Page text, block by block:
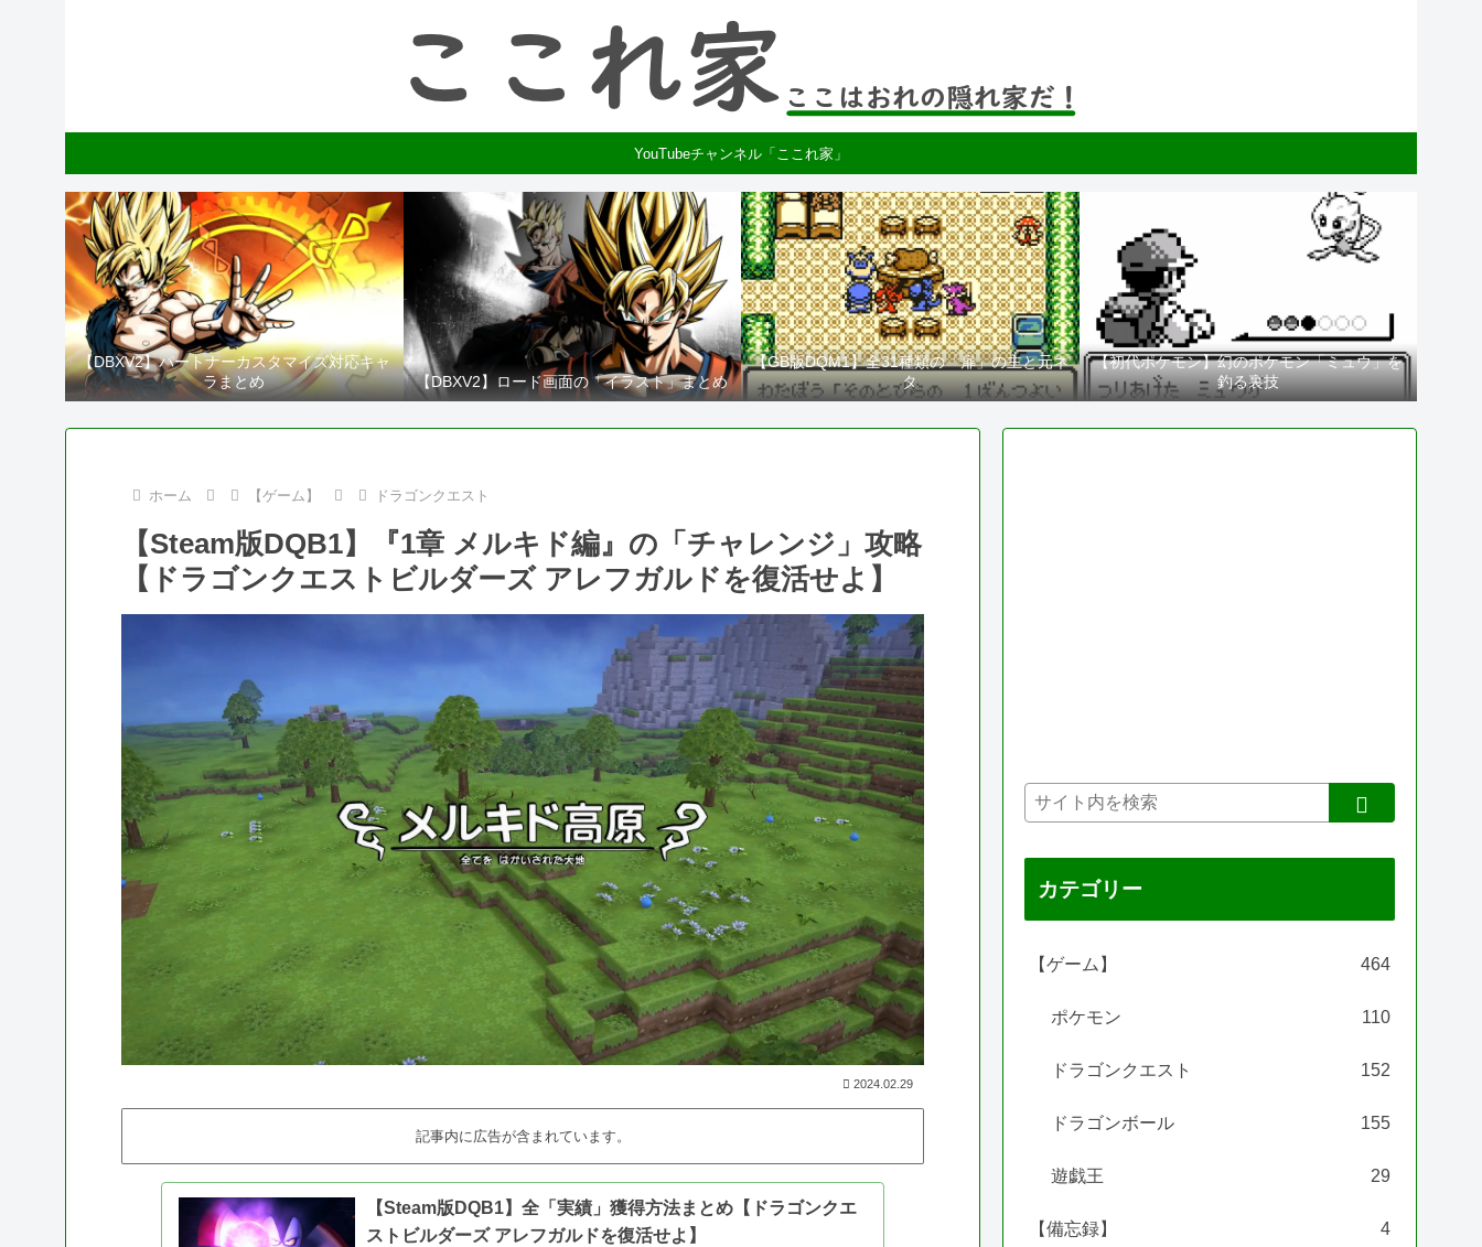
YouTubeチャンネル「ここれ家」
【DBXV2】パートナーカスタマイズ対応キャ
ラまとめ
【DBXV2】ロード画面の「イラスト」まとめ
【GB版DQM1】全31種類の「扉」の主と元ネ
タ
【初代ポケモン】幻のポケモン「ミュウ」を
釣る裏技
ホーム 【ゲーム】 ドラゴンクエスト
【Steam版DQB1】『1章 メルキド編』の「チャレンジ」攻略
【ドラゴンクエストビルダーズ アレフガルドを復活せよ】
2024.02.29
記事内に広告が含まれています。
【Steam版DQB1】全「実績」獲得方法まとめ【ドラゴンクエ
ストビルダーズ アレフガルドを復活せよ】
カテゴリー
【ゲーム】 464
ポケモン 110
ドラゴンクエスト 152
ドラゴンボール 155
遊戯王 29
【備忘録】 4